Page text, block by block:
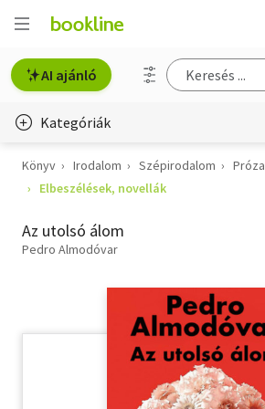
AI ajánló
Kategóriák
Életmód, egészség
Gyermek- és ifjúsági
Hobbi, szabadidő
Könyv Irodalom Szépirodalom Próza
Elbeszélések, novellák
Az utolsó álom
Pedro Almodóvar